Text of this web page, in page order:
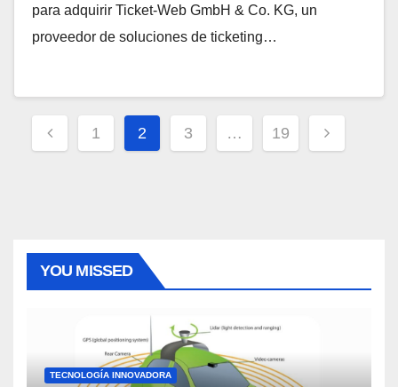
para adquirir Ticket-Web GmbH & Co. KG, un
proveedor de soluciones de ticketing…
Paginación
de
1 2 3 … 19
YOU MISSED
TECNOLOGÍA INNOVADORA